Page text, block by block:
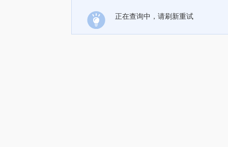
正在查询中，请刷新重试